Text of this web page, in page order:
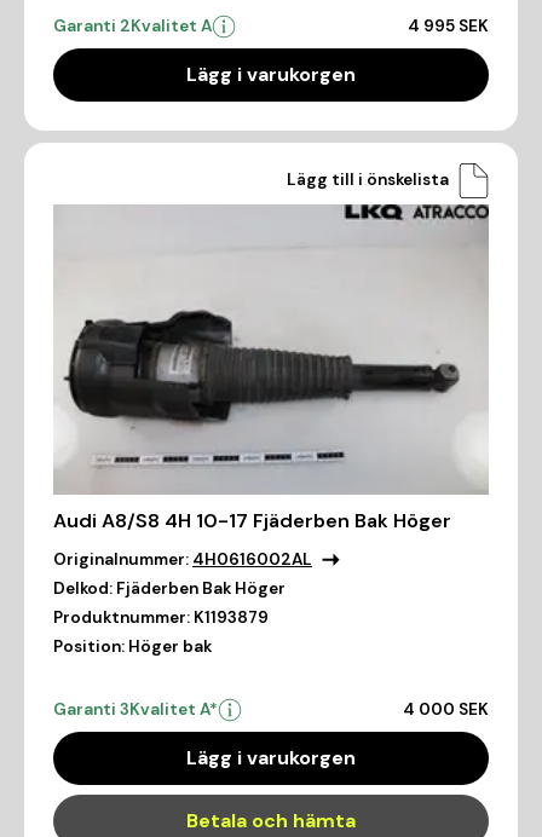
Garanti 2Kvalitet A 4 995 SEK
Lägg i varukorgen
Lägg till i önskelista
Audi A8/S8 4H 10-17 Fjäderben Bak Höger
Originalnummer: 4H0616002AL
Delkod: Fjäderben Bak Höger
Produktnummer: K1193879
Position: Höger bak
Garanti 3Kvalitet A* 4 000 SEK
Lägg i varukorgen
Betala och hämta